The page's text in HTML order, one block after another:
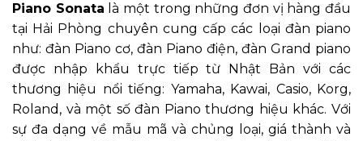
Piano Sonata là một trong những đơn vị hàng đầu
tại Hải Phòng chuyên cung cấp các loại đàn piano
như: đàn Piano cơ, đàn Piano điện, đàn Grand piano
được nhập khẩu trực tiếp từ Nhật Bản với các
thương hiệu nổi tiếng: Yamaha, Kawai, Casio, Korg,
Roland, và một số đàn Piano thương hiệu khác. Với
sự đa dạng về mẫu mã và chủng loại, giá thành và